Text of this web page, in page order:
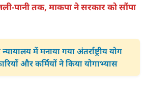
पानी तक, माकपा ने सरकार को सौंपा
में मनाया गया अंतर्राष्ट्रीय योग
और कर्मियों ने किया योगाभ्यास